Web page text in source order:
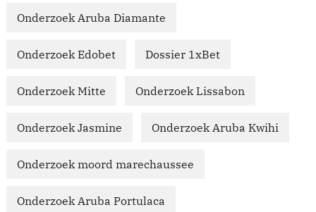
Onderzoek Aruba Diamante
Onderzoek Edobet Dossier 1xBet
Onderzoek Mitte Onderzoek Lissabon
Onderzoek Jasmine Onderzoek Aruba Kwihi
Onderzoek moord marechaussee
Onderzoek Aruba Portulaca